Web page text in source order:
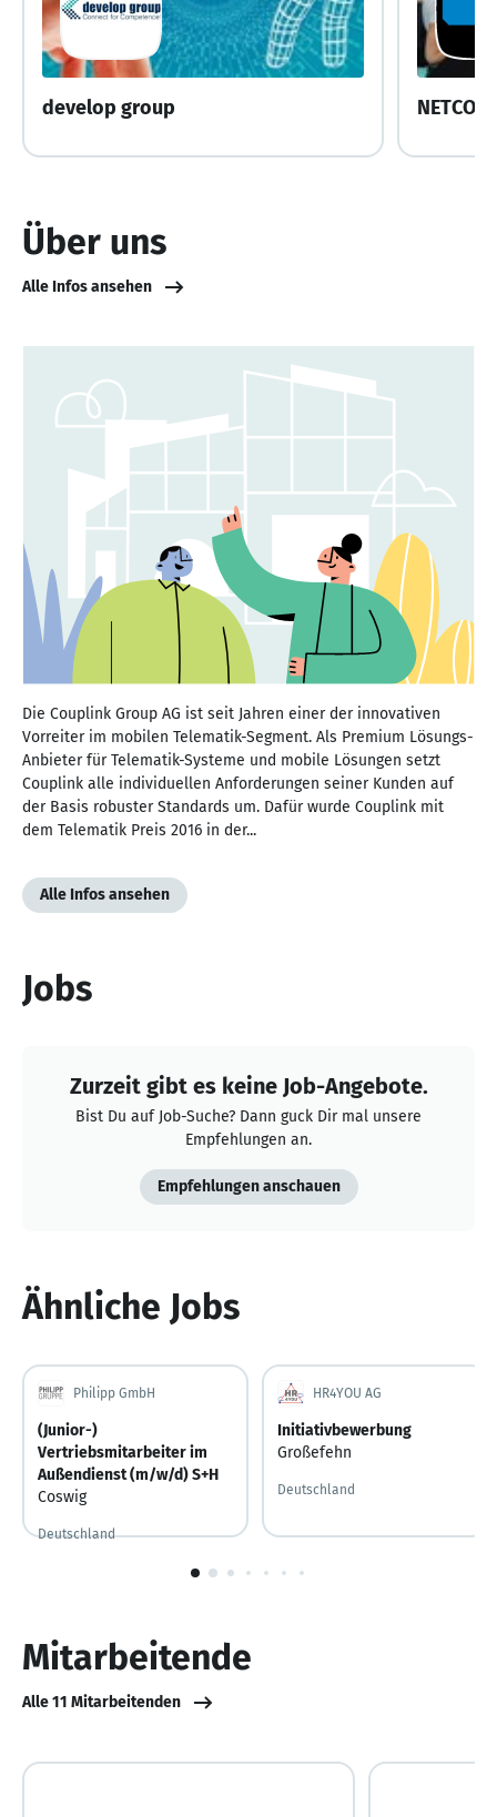
develop group
Über uns
Alle Infos ansehen
Die Couplink Group AG ist seit Jahren einer der innovativen
Vorreiter im mobilen Telematik-Segment. Als Premium Lösungs-
Anbieter für Telematik-Systeme und mobile Lösungen setzt
Couplink alle individuellen Anforderungen seiner Kunden auf
der Basis robuster Standards um. Dafür wurde Couplink mit
dem Telematik Preis 2016 in der...
Alle Infos ansehen
Jobs
Zurzeit gibt es keine Job-Angebote.
Bist Du auf Job-Suche? Dann guck Dir mal unsere
Empfehlungen an.
Empfehlungen anschauen
Ähnliche Jobs
Philipp GmbH
(Junior-)
Vertriebsmitarbeiter im
Außendienst (m/w/d) S+H
Coswig
Deutschland
HR4YOU AG
Initiativbewerbung
Großefehn
Deutschland
Mitarbeitende
Alle 11 Mitarbeitenden